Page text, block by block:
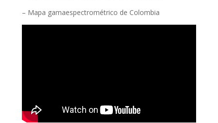
– Mapa gamaespectrométrico de Colombia